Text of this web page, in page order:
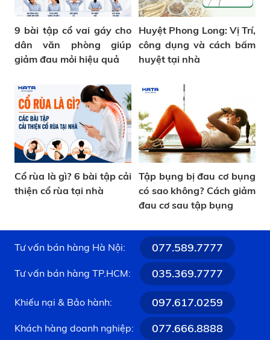
9 bài tập cổ vai gáy cho
dân văn phòng giúp
giảm đau mỏi hiệu quả
Huyệt Phong Long: Vị Trí,
công dụng và cách bấm
huyệt tại nhà
Cổ rùa là gì? 6 bài tập cải
thiện cổ rùa tại nhà
Tập bụng bị đau cơ bụng
có sao không? Cách giảm
đau cơ sau tập bụng
Tư vấn bán hàng Hà Nội: 077.589.7777
Tư vấn bán hàng TP.HCM: 035.369.7777
Khiếu nại & Bảo hành: 097.617.0259
Khách hàng doanh nghiệp: 077.666.8888